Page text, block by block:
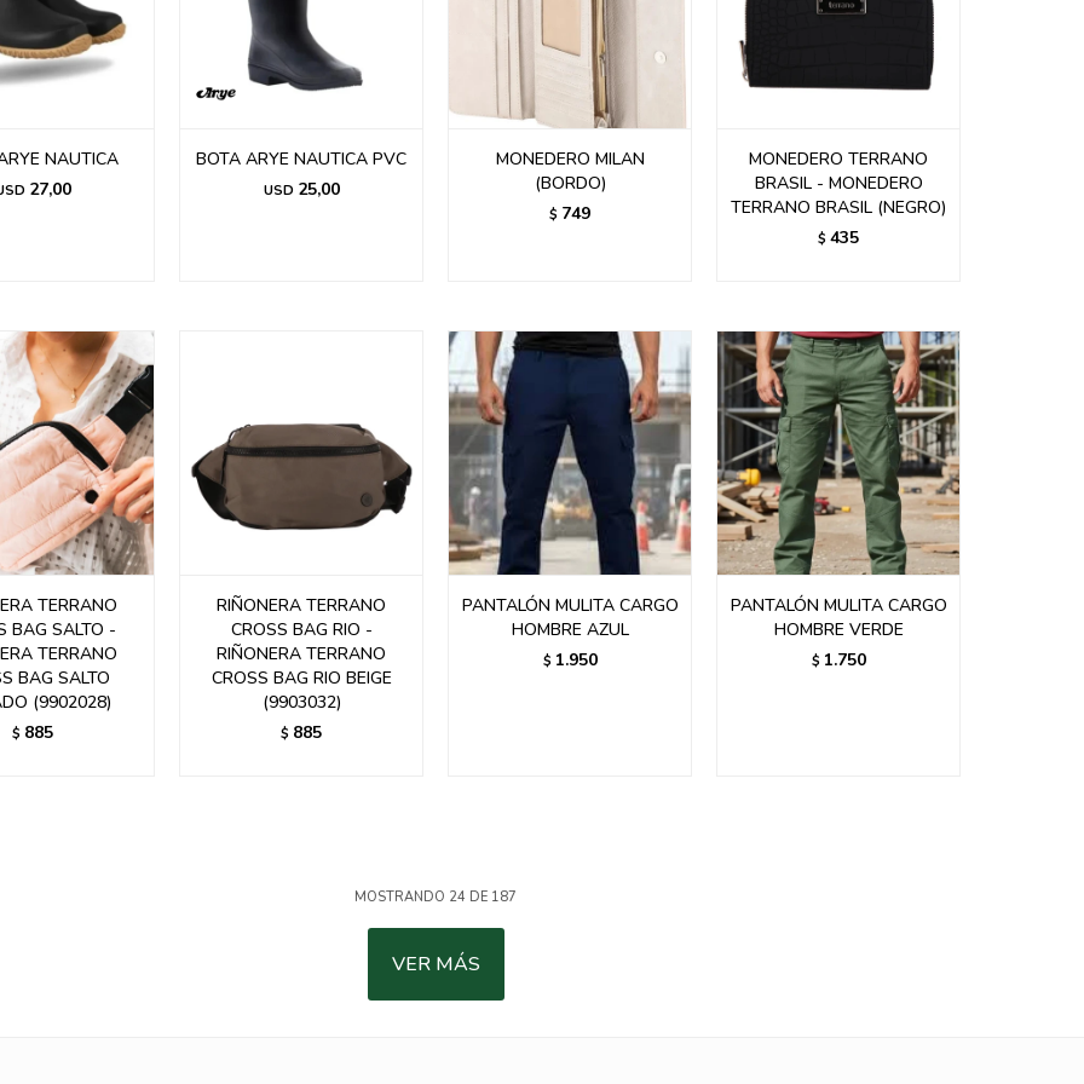
NAUTICA
27,00
BOTA ARYE NAUTICA PVC
USD 25,00
MONEDERO MILAN
(BORDO)
$ 749
MONEDERO TERRANO
BRASIL - MONEDERO
TERRANO BRASIL (NEGRO)
$ 435
TERRANO
BAG SALTO -
TERRANO
BAG SALTO
(9902028)
$ 885
RIÑONERA TERRANO
CROSS BAG RIO -
RIÑONERA TERRANO
CROSS BAG RIO BEIGE
(9903032)
$ 885
PANTALÓN MULITA CARGO
HOMBRE AZUL
$ 1.950
PANTALÓN MULITA CARGO
HOMBRE VERDE
$ 1.750
MOSTRANDO 24 DE 187
VER MÁS